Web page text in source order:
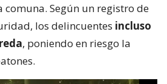
comuna. Según un registro de
los delincuentes incluso
, poniendo en riesgo la